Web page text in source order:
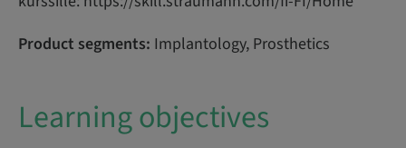
Product segments: Implantology, Prosthetics
Learning objectives